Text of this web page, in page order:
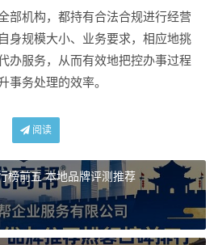
部机构，都持有合法合规进行经营
身规模大小、业务要求，相应地挑
办服务，从而有效地把控办事过程
事务处理的效率。
阅读
榜前五 本地品牌评测推荐